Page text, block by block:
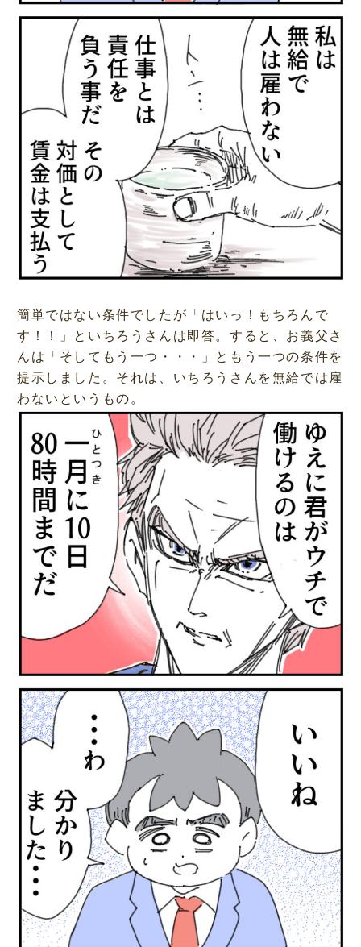
簡単ではない条件でしたが「はいっ！もちろんで
す！！」といちろうさんは即答。すると、お義父さ
んは「そしてもう一つ・・・」ともう一つの条件を
提示しました。それは、いちろうさんを無給では雇
わないというもの。